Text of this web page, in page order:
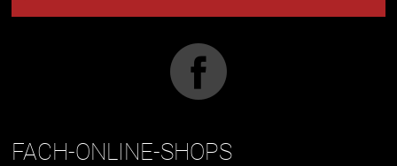
FACH-ONLINE-SHOPS